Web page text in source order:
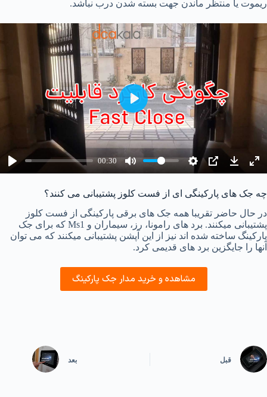
ریموت یا منتظر ماندن جهت بسته شدن درب نباشد.
00:30
P
l
a
y
چه جک های پارکینگی ای از فست کلوز پشتیبانی می کنند؟
در حال حاضر تقریبا همه جک های برقی پارکینگی از فست کلوز
پشتیبانی میکنند. برد های رامونا، رز، سیماران و Ms1 که برای جک
پارکینگ ساخته شده اند نیز از این آپشن پشتیبانی میکنند که می توان
آنها را جایگزین برد های قدیمی کرد.
مشاهده و خرید مدار جک پارکینگ
قبل بعد